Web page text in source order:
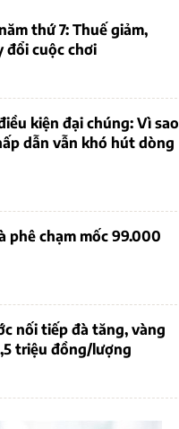
thứ 7: Thuế giảm,
đổi cuộc chơi
kiện đại chúng: Vì sao
dẫn vẫn khó hút dòng
phê chạm mốc 99.000
nối tiếp đà tăng, vàng
triệu đồng/lượng